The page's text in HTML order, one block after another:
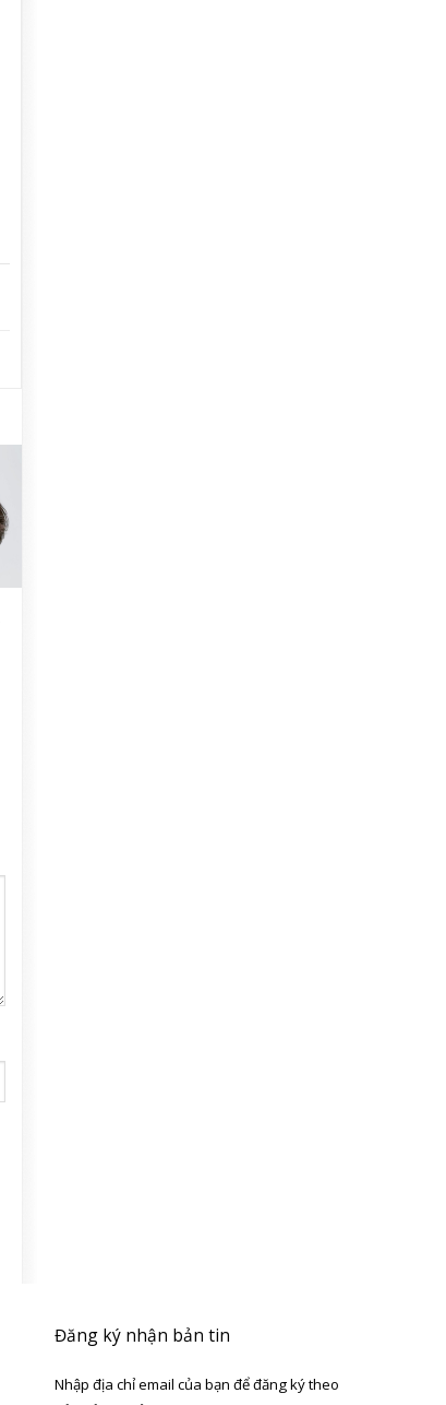
Đăng ký nhận bản tin
Nhập địa chỉ email của bạn để đăng ký theo